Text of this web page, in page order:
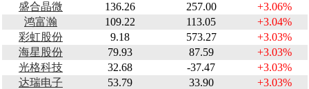
盛合晶微
136.26 257.00
+3.06%
鸿富瀚
109.22 113.05
+3.04%
彩虹股份
9.18 573.27
+3.03%
海星股份
79.93 87.59
+3.03%
光格科技
32.68 -37.47
+3.03%
达瑞电子
53.79 33.90
+3.03%